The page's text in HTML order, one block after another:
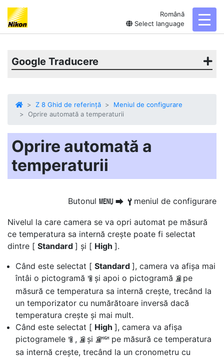
Română
Select language
Google Traducere
Z 8 Ghid de referință
Meniul de configurare
Oprire automată a temperaturii
Oprire automată a
temperaturii
Butonul G U B meniul de configurare
Nivelul la care camera se va opri automat pe măsură
ce temperatura sa internă crește poate fi selectat
dintre [ Standard ] și [ High ].
Când este selectat [ Standard ], camera va afișa mai
întâi o pictogramă J și apoi o pictogramă K pe
măsură ce temperatura sa internă crește, trecând la
un temporizator cu numărătoare inversă dacă
temperatura crește și mai mult.
Când este selectat [ High ], camera va afișa
pictogramele J , K și M pe măsură ce temperatura
sa internă crește, trecând la un cronometru cu